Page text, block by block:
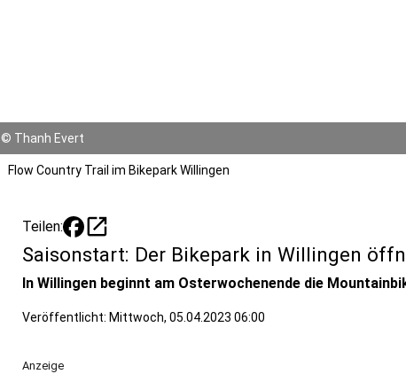
© Thanh Evert
Flow Country Trail im Bikepark Willingen
Teilen: open_in_new
Saisonstart: Der Bikepark in Willingen
In Willingen beginnt am Osterwochenende die
Veröffentlicht: Mittwoch, 05.04.2023 06:00
Anzeige